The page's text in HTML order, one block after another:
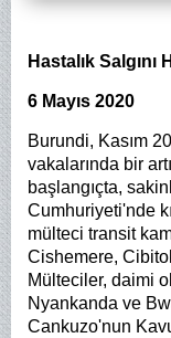
Hastalık Salgını
6 Mayıs 2020
Burundi, Kasım
vakalarında bir
başlangıçta,
Cumhuriyeti'nde
mülteci transit
Cishemere,
Mülteciler, daimi
Nyankanda ve
Cankuzo'nun